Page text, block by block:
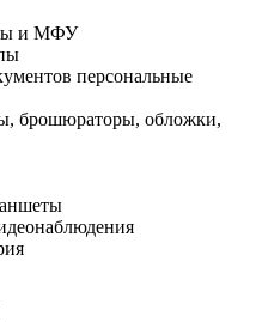
и МФУ
персональные
брошюраторы, обложки,